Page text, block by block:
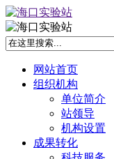
网站首页
组织机构
单位简介
站领导
机构设置
成果转化